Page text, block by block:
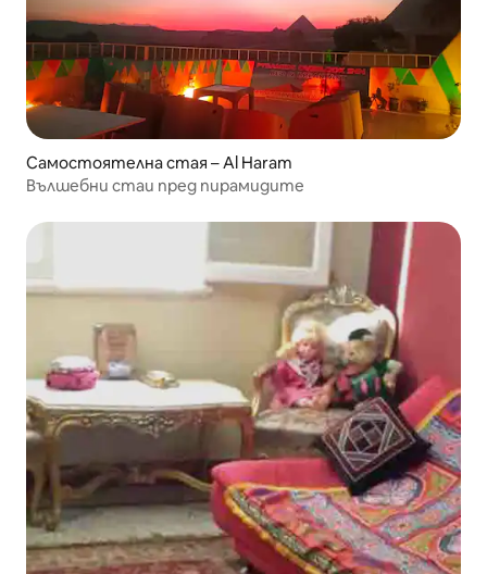
Самостоятелна стая – Al Haram
Вълшебни стаи пред пирамидите